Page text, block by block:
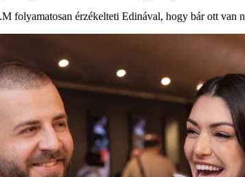
folyamatosan érzékelteti Edinával, hogy bár ott van